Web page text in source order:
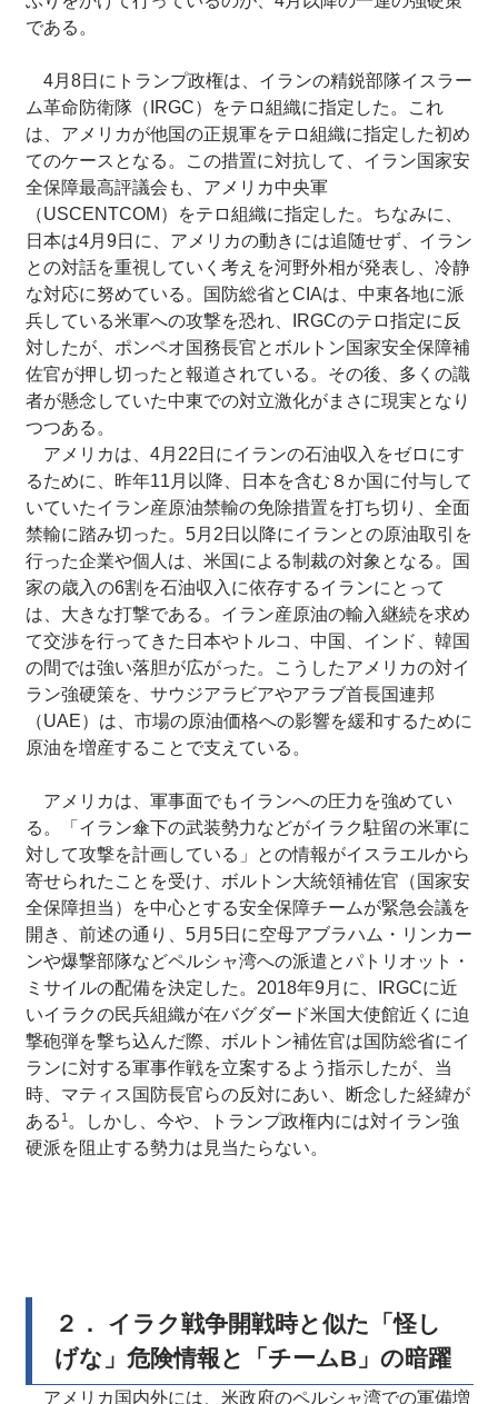
である。
4月8日にトランプ政権は、イランの精鋭部隊イスラー
ム革命防衛隊（IRGC）をテロ組織に指定した。これ
は、アメリカが他国の正規軍をテロ組織に指定した初め
てのケースとなる。この措置に対抗して、イラン国家安
全保障最高評議会も、アメリカ中央軍
（USCENTCOM）をテロ組織に指定した。ちなみに、
日本は4月9日に、アメリカの動きには追随せず、イラン
との対話を重視していく考えを河野外相が発表し、冷静
な対応に努めている。国防総省とCIAは、中東各地に派
兵している米軍への攻撃を恐れ、IRGCのテロ指定に反
対したが、ポンペオ国務長官とボルトン国家安全保障補
佐官が押し切ったと報道されている。その後、多くの識
者が懸念していた中東での対立激化がまさに現実となり
つつある。
アメリカは、4月22日にイランの石油収入をゼロにす
るために、昨年11月以降、日本を含む８か国に付与して
いていたイラン産原油禁輸の免除措置を打ち切り、全面
禁輸に踏み切った。5月2日以降にイランとの原油取引を
行った企業や個人は、米国による制裁の対象となる。国
家の歳入の6割を石油収入に依存するイランにとって
は、大きな打撃である。イラン産原油の輸入継続を求め
て交渉を行ってきた日本やトルコ、中国、インド、韓国
の間では強い落胆が広がった。こうしたアメリカの対イ
ラン強硬策を、サウジアラビアやアラブ首長国連邦
（UAE）は、市場の原油価格への影響を緩和するために
原油を増産することで支えている。
アメリカは、軍事面でもイランへの圧力を強めてい
る。「イラン傘下の武装勢力などがイラク駐留の米軍に
対して攻撃を計画している」との情報がイスラエルから
寄せられたことを受け、ボルトン大統領補佐官（国家安
全保障担当）を中心とする安全保障チームが緊急会議を
開き、前述の通り、5月5日に空母アブラハム・リンカー
ンや爆撃部隊などペルシャ湾への派遣とパトリオット・
ミサイルの配備を決定した。2018年9月に、IRGCに近
いイラクの民兵組織が在バグダード米国大使館近くに迫
撃砲弾を撃ち込んだ際、ボルトン補佐官は国防総省にイ
ランに対する軍事作戦を立案するよう指示したが、当
時、マティス国防長官らの反対にあい、断念した経緯が
ある 1。しかし、今や、トランプ政権内には対イラン強
硬派を阻止する勢力は見当たらない。
２． イラク戦争開戦時と似た「怪し
げな」危険情報と「チームB」の暗躍
アメリカ国内外には、米政府のペルシャ湾での軍備増